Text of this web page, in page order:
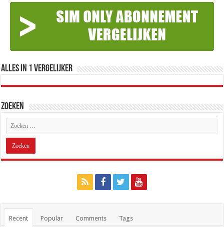
Alles in 1 Vergelijker
Zoeken
Recent Popular Comments Tags